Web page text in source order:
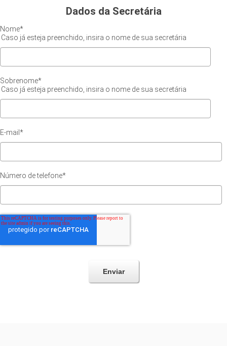
Dados da Secretária
Nome*
Caso já esteja preenchido, insira o nome de sua secretária
Sobrenome*
Caso já esteja preenchido, insira o nome de sua secretária
E-mail *
Número de telefone*